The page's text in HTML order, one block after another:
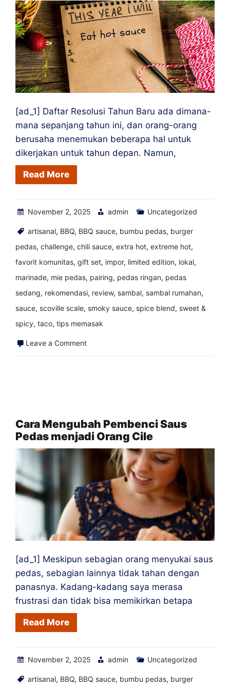
Kantor
Anda
[ad_1] Daftar Resolusi Tahun Baru ada dimana-
mana sepanjang tahun ini, dan orang-orang
berusaha menemukan beberapa hal untuk
dikerjakan untuk tahun depan. Namun,
Read More
November 2, 2025 admin Uncategorized
artisanal, BBQ, BBQ sauce, bumbu pedas, burger
pedas, challenge, chili sauce, extra hot, extreme hot,
favorit komunitas, gift set, impor, limited edition, lokal,
marinade, mie pedas, pairing, pedas ringan, pedas
sedang, rekomendasi, review, sambal, sambal rumahan,
sauce, scoville scale, smoky sauce, spice blend, sweet &
spicy, taco, tips memasak
Leave a Commenton
Pecinta
Saus
Pedas
Cara Mengubah Pembenci Saus
Pedas menjadi Orang Cile
[ad_1] Meskipun sebagian orang menyukai saus
pedas, sebagian lainnya tidak tahan dengan
panasnya. Kadang-kadang saya merasa
frustrasi dan tidak bisa memikirkan betapa
Read More
November 2, 2025 admin Uncategorized
artisanal, BBQ, BBQ sauce, bumbu pedas, burger